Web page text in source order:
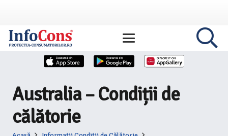
Australia – Condiții de
călătorie